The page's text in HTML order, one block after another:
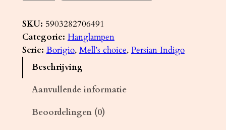
n
g
l
SKU: 5903282706491
Categorie: Hanglampen
Serie: Borigio, Mell’s choice, Persian Indigo
Beschrijving
Aanvullende informatie
Beoordelingen (0)